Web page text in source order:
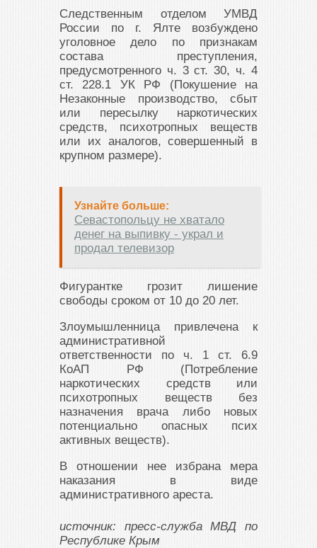
Следственным отделом УМВД
России по г. Ялте возбуждено
уголовное дело по признакам
состава преступления,
предусмотренного ч. 3 ст. 30, ч. 4
ст. 228.1 УК РФ (Покушение на
Незаконные производство, сбыт
или пересылку наркотических
средств, психотропных веществ
или их аналогов, совершенный в
крупном размере).
Узнайте больше:
Севастопольцу не хватало
денег на выпивку - украл и
продал телевизор
Фигурантке грозит лишение
свободы сроком от 10 до 20 лет.
Злоумышленница привлечена к
административной
ответственности по ч. 1 ст. 6.9
КоАП РФ (Потребление
наркотических средств или
психотропных веществ без
назначения врача либо новых
потенциально опасных псих
активных веществ).
В отношении нее избрана мера
наказания в виде
административного ареста.
источник: пресс-служба МВД по
Республике Крым